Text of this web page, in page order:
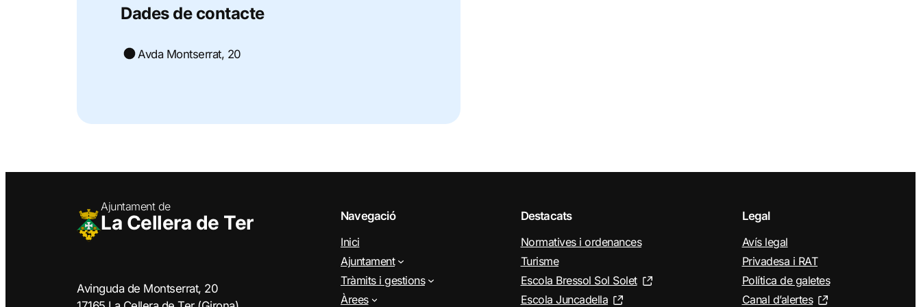
Dades de contacte
Avda Montserrat, 20
Ajuntament de
La Cellera de Ter
Avinguda de Montserrat, 20
Navegació
Inici
Ajuntament
Tràmits i gestions
Àrees
Destacats
Normatives i ordenances
Turisme
Escola Bressol Sol Solet
Escola Juncadella
Legal
Avís legal
Privadesa i RAT
Política de galetes
Canal d’alertes